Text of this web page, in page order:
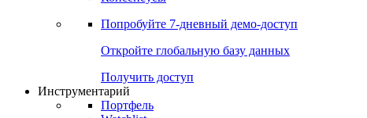
Прогнозы
Консенсус-прогнозы по отчетности
Консенсусы
Попробуйте7-дневный
Откройте глобальную базу данных